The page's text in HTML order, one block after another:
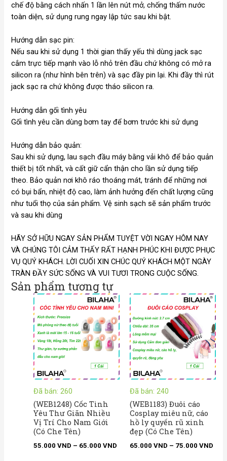
chế độ bằng cách nhấn 1 lần lên nút mở, chống thấm nước
toàn diện, sử dụng rung ngay lập tức sau khi bật.
Hướng dẫn sạc pin:
Nếu sau khi sử dụng 1 thời gian thấy yếu thì dùng jack sạc
cắm trực tiếp mạnh vào lỗ nhỏ trên đầu chứ không có mở ra
silicon ra (như hình bên trên) và sạc đầy pin lại. Khi đầy thì rút
jack sạc ra chứ không được tháo silicon ra.
Hướng dẫn gối tình yêu
Gối tình yêu cần dùng bơm tay để bơm trước khi sử dụng
Hướng dẫn bảo quản:
Sau khi sử dụng, lau sạch đầu máy bằng vải khô để bảo quản
thiết bị tốt nhất, và cất giữ cẩn thận cho lần sử dụng tiếp
theo. Bảo quản nơi khô ráo thoáng mát, tránh để những nơi
có bụi bẩn, nhiệt độ cao, làm ảnh hưởng đến chất lượng cũng
như tuổi thọ của sản phẩm. Vệ sinh sạch sẽ sản phẩm trước
và sau khi dùng
HÃY SỞ HỮU NGAY SẢN PHẨM TUYỆT VỜI NGAY HÔM NAY
VÀ CHÚNG TÔI CẢM THẤY RẤT HẠNH PHÚC KHI ĐƯỢC PHỤC
VỤ QUÝ KHÁCH. LỜI CUỐI XIN CHÚC QUÝ KHÁCH MỘT NGÀY
TRÀN ĐẦY SỨC SỐNG VÀ VUI TƯƠI TRONG CUỘC SỐNG.
Sản phẩm tương tự
Đã bán: 260
(WEB1248) Cốc Tình
Yêu Thư Giãn Nhiều
Vị Trí Cho Nam Giới
(Có Che Tên)
55.000VND – 65.000VND
Khoảng
giá:
từ
55.000 VND
đến
65.000 VND
Đã bán: 240
(WEB1183) Đuôi cáo
Cosplay miêu nữ, cáo
hồ ly quyến rũ xinh
đẹp (Có Che Tên)
65.000 VND – 75.000 VND
giá:
từ
đến